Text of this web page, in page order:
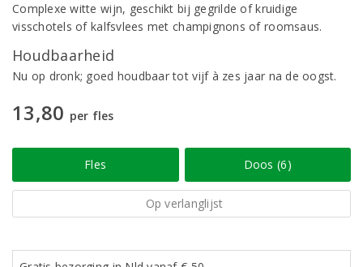
Complexe witte wijn, geschikt bij gegrilde of kruidige
visschotels of kalfsvlees met champignons of roomsaus.
Houdbaarheid
Nu op dronk; goed houdbaar tot vijf à zes jaar na de oogst.
13,80 per fles
Fles Doos (6)
Op verlanglijst